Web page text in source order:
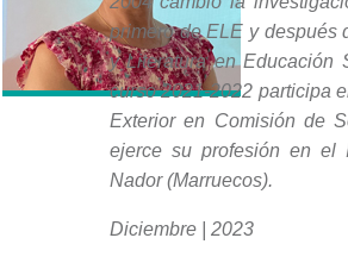
primero de ELE y después
y Literatura en Educación
curso 2021-2022 participa
Exterior en Comisión de
ejerce su profesión en el
Nador (Marruecos).
Diciembre | 2023